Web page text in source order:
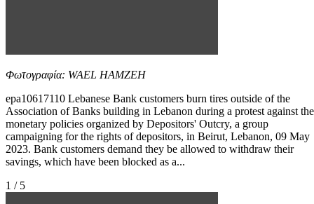
Φωτογραφία: WAEL HAMZEH
epa10617110 Lebanese Bank customers burn tires outside of the
Association of Banks building in Lebanon during a protest against the
monetary policies organized by Depositors' Outcry, a group
campaigning for the rights of depositors, in Beirut, Lebanon, 09 May
2023. Bank customers demand they be allowed to withdraw their
savings, which have been blocked as a...
1 / 5